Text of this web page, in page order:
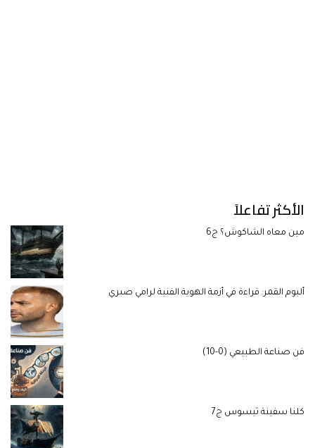
الأكثر تفاعلاً
مين معاه الشاكوش؟ ج6
ألبوم القمر: قراءة في أزمة الهوية الفنية لرامي صبري
فن صناعة الطبيعي (0-10)
كلنا سفينة ثيسوس ج7